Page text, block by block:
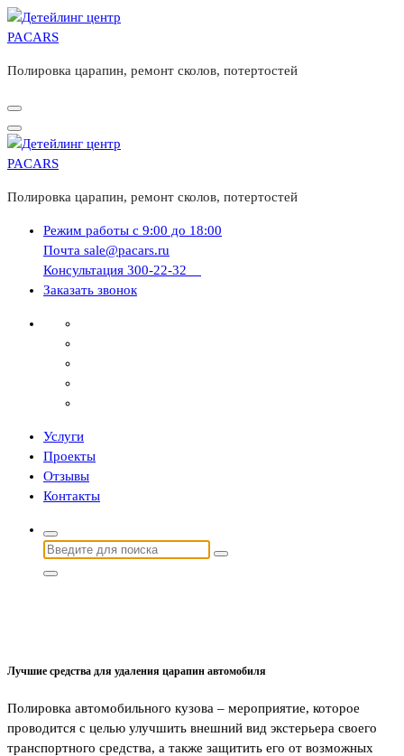
Перейти
к
Полировка царапин, ремонт сколов, потертостей
Полировка царапин, ремонт сколов, потертостей
Режим работы c 9:00 до 18:00
Почта sale@pacars.ru
Консультация 300-22-32
Заказать звонок
Услуги
Проекты
Отзывы
Контакты
Найти:
Лучшие средства для удаления царапин автомобиля
Полировка автомобильного кузова – мероприятие, которое
проводится с целью улучшить внешний вид экстерьера своего
транспортного средства, а также защитить его от возможных